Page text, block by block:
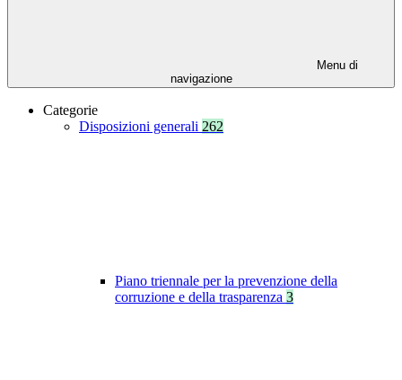
Menu di
navigazione
Categorie
Disposizioni generali 262
Piano triennale per la prevenzione della
corruzione e della trasparenza 3